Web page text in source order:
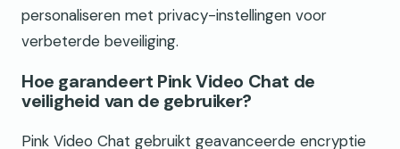
personaliseren met privacy-instellingen voor
verbeterde beveiliging.
Hoe garandeert Pink Video Chat de
veiligheid van de gebruiker?
Pink Video Chat gebruikt geavanceerde encryptie